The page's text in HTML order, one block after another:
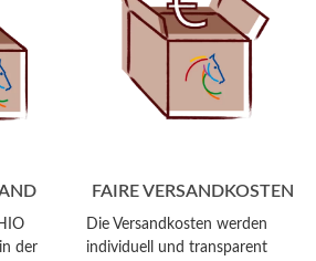
der
FAIRE VERSANDKOSTEN
Die Versandkosten werden
individuell und transparent